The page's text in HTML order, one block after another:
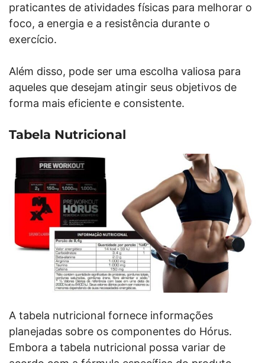
praticantes de atividades físicas para melhorar o
foco, a energia e a resistência durante o
exercício.
Além disso, pode ser uma escolha valiosa para
aqueles que desejam atingir seus objetivos de
forma mais eficiente e consistente.
Tabela Nutricional
A tabela nutricional fornece informações
planejadas sobre os componentes do Hórus.
Embora a tabela nutricional possa variar de